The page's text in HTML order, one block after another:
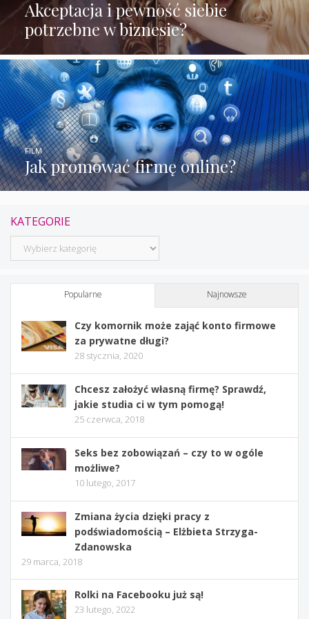
Akceptacja i pewność siebie
potrzebne w biznesie?
Jak promować firmę online?
FILM
KATEGORIE
Kategorie
Popularne Najnowsze
Czy komornik może zająć konto firmowe
za prywatne długi?
28 stycznia, 2020
Chcesz założyć własną firmę? Sprawdź,
jakie studia ci w tym pomogą!
25 czerwca, 2018
Seks bez zobowiązań – czy to w ogóle
możliwe?
10 lutego, 2017
Zmiana życia dzięki pracy z
podświadomością – Elżbieta Strzyga-
Zdanowska
29 marca, 2018
Rolki na Facebooku już są!
23 lutego, 2022